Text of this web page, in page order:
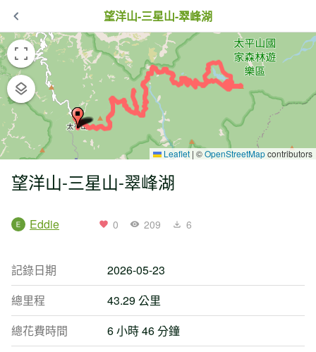
望洋山-三星山-翠峰湖
Leaflet | ©OpenStreetMapcontributors
望洋山-三星山-翠峰湖
Eddie 0 209 6
記錄日期
2026-05-23
總里程
43.29 公里
總花費時間
6 小時 46 分鐘